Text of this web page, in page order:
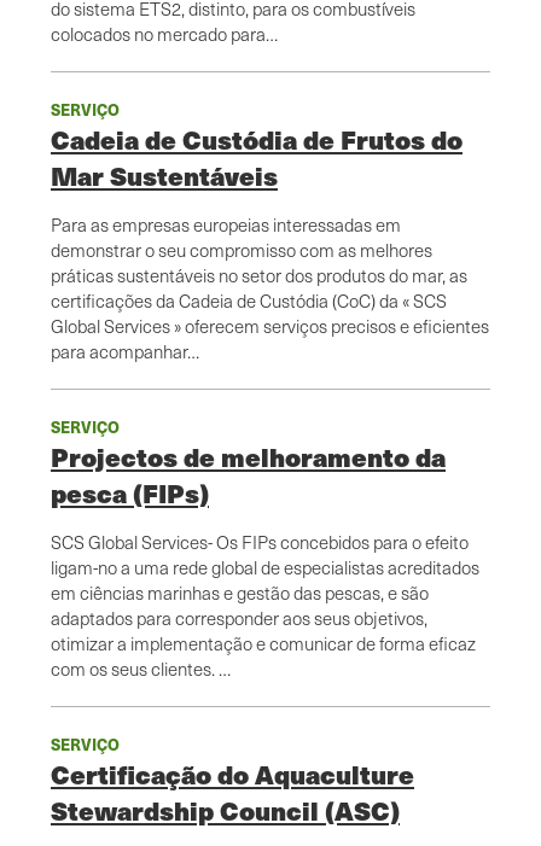
do sistema ETS2, distinto, para os combustíveis
colocados no mercado para…
SERVIÇO
Cadeia de Custódia de Frutos do
Mar Sustentáveis
Para as empresas europeias interessadas em
demonstrar o seu compromisso com as melhores
práticas sustentáveis no setor dos produtos do mar, as
certificações da Cadeia de Custódia (CoC) da « SCS
Global Services » oferecem serviços precisos e eficientes
para acompanhar…
SERVIÇO
Projectos de melhoramento da
pesca (FIPs)
SCS Global Services- Os FIPs concebidos para o efeito
ligam-no a uma rede global de especialistas acreditados
em ciências marinhas e gestão das pescas, e são
adaptados para corresponder aos seus objetivos,
otimizar a implementação e comunicar de forma eficaz
com os seus clientes. …
SERVIÇO
Certificação do Aquaculture
Stewardship Council (ASC)